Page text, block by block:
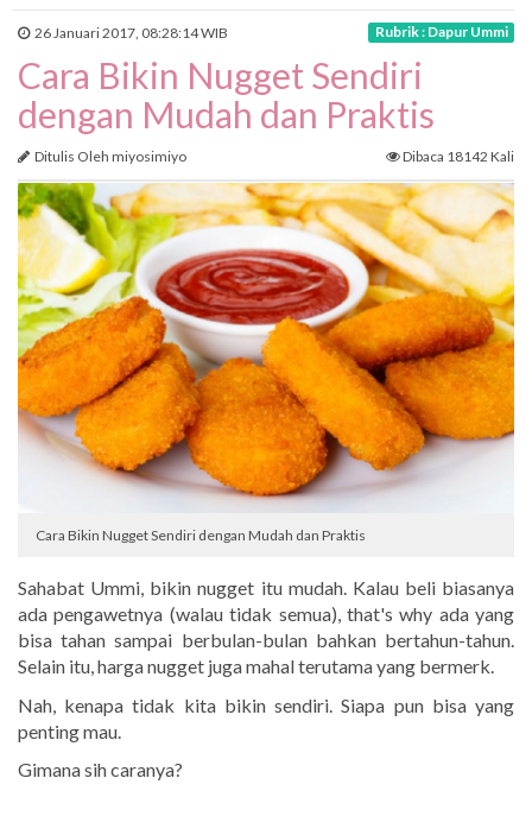
26 Januari 2017, 08:28:14 WIB Rubrik : Dapur Ummi
Cara Bikin Nugget Sendiri
dengan Mudah dan Praktis
Ditulis Oleh miyosimiyo Dibaca 18142 Kali
Cara Bikin Nugget Sendiri dengan Mudah dan Praktis
Sahabat Ummi, bikin nugget itu mudah. Kalau beli biasanya
ada pengawetnya (walau tidak semua), that's why ada yang
bisa tahan sampai berbulan-bulan bahkan bertahun-tahun.
Selain itu, harga nugget juga mahal terutama yang bermerk.
Nah, kenapa tidak kita bikin sendiri. Siapa pun bisa yang
penting mau.
Gimana sih caranya?